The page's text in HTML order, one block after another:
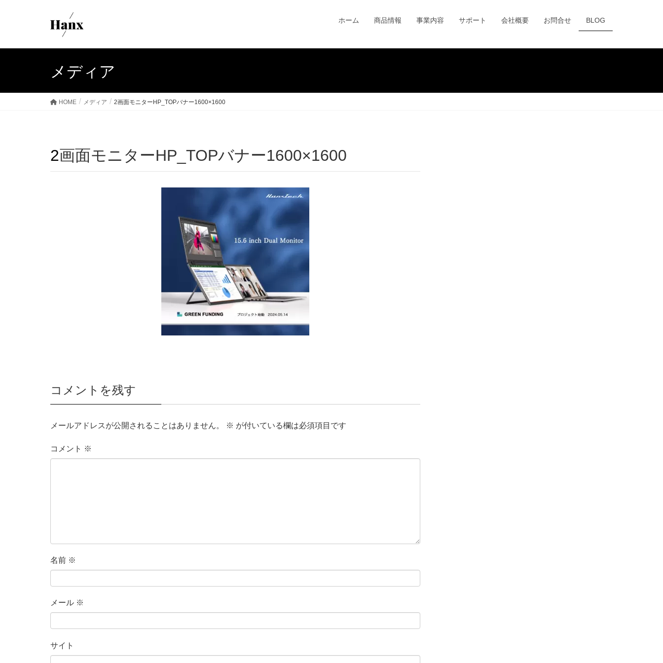
ホーム 商品情報 事業内容 サポート 会社概要 お問合せ BLOG
メディア
HOME メディア 2画面モニターHP_TOPバナー1600×1600
2画面モニターHP_TOPバナー1600×1600
コメントを残す
メールアドレスが公開されることはありません。 ※ が付いている欄は必須項目です
コメント ※
名前 ※
メール ※
サイト